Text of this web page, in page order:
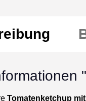
Tomatenketchup